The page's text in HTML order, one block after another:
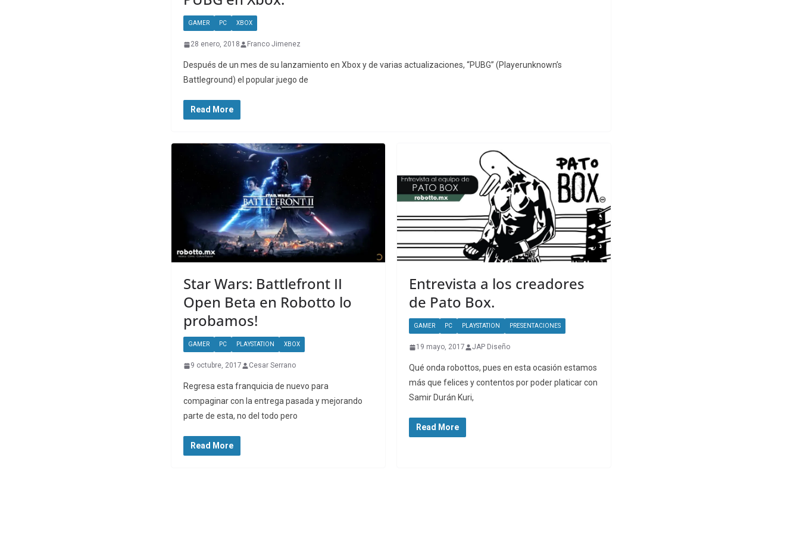
GAMER PC XBOX
28 enero, 2018 Franco Jimenez
Después de un mes de su lanzamiento en Xbox y de varias actualizaciones, “PUBG” (Playerunknown’s
Battleground) el popular juego de
Read More
Star Wars: Battlefront II
Open Beta en Robotto lo
probamos!
GAMER PC PLAYSTATION XBOX
9 octubre, 2017 Cesar Serrano
Regresa esta franquicia de nuevo para
compaginar con la entrega pasada y mejorando
parte de esta, no del todo pero
Read More
Entrevista a los creadores
de Pato Box.
GAMER PC PLAYSTATION PRESENTACIONES
19 mayo, 2017 JAP Diseño
Qué onda robottos, pues en esta ocasión estamos
más que felices y contentos por poder platicar con
Samir Durán Kuri,
Read More